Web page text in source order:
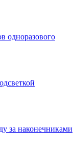
одноразового
за наконечниками